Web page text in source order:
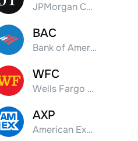
JPMorgan Chase & Co.
BAC
Bank of America Corporation
WFC
Wells Fargo & Co.
AXP
American Express Company